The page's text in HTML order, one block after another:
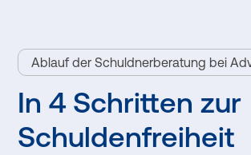
Ablauf der Schuldnerberatung bei
In 4 Schritten zur
Schuldenfreiheit